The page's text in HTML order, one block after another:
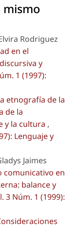
mismo
Rodriguez
en el
y
1 (1997):
etnografía de la
de la
y la cultura ,
Lenguaje y
Jaimes
comunicativo en
balance y
3 Núm. 1 (1999):